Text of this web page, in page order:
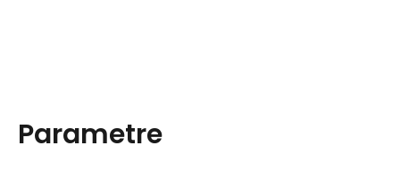
Parametre